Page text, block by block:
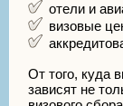
отели и
визовые
От того, куда
зависят не